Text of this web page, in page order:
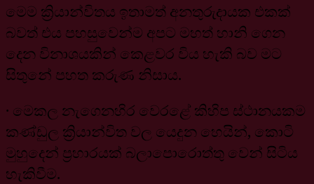
මෙම ක්‍රියාන්විතය ඉතාමත් අනතුරුදායක එකක්
බවත් එය පහසුවෙන්ම අපට මහත් හානි ගෙන
දෙන විනාශයකින් කෙළවර විය හැකි බව මට
සිතුනේ පහත කරුණ නිසාය.
· මෙකල නැගෙනහිර වෙරළේ කිහිප ස්ථානයකම
කණ්ඩුල ක්‍රියාන්විත වල යෙදුන හෙයින්, කොටි
මුහුදෙන් ප්‍රහාරයක් බලාපොරොත්තු වෙන් සිටිය
හැකිවීම.